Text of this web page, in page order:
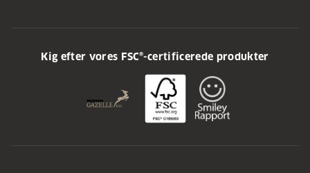
Kig efter vores FSC®-certificerede produkter